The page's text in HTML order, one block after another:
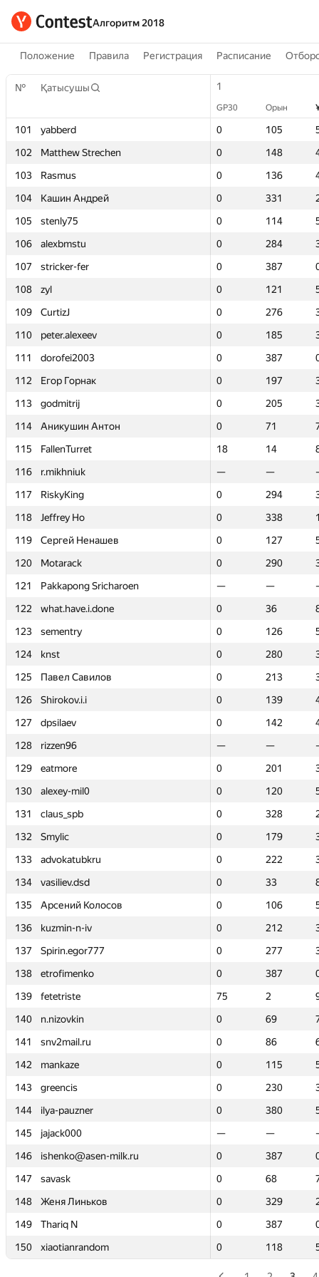
Алгоритм 2018
Положение Правила Регистрация Расписание
№ Қатысушы 1
GP30 Орын
101 yabberd 0 105
102
Matthew Strechen 0 148
103
Rasmus 0 136
104
Кашин Андрей 0 331
105
stenly75 0 114
106
alexbmstu 0 284
107
stricker-fer 0 387
108
zyl 0 121
109
CurtizJ 0 276
110
peter.alexeev 0 185
111
dorofei2003 0 387
112
Егор Горнак 0 197
113
godmitrij 0 205
114
Аникушин Антон 0 71
115
FallenTurret 18 14
116
r.mikhniuk — —
117
RiskyKing 0 294
118
Jeffrey Ho 0 338
119
Сергей Ненашев 0 127
120
Motarack 0 290
121
Pakkapong Sricharoen — —
122
what.have.i.done 0 36
123
sementry 0 126
124
knst 0 280
125
Павел Савилов 0 213
126
Shirokov.i.i 0 139
127
dpsilaev 0 142
128
rizzen96 — —
129
eatmore 0 201
130
alexey-mil0 0 120
131
claus_spb 0 328
132
Smylic 0 179
133
advokatubkru 0 222
134
vasiliev.dsd 0 33
135
Арсений Колосов 0 106
136
kuzmin-n-iv 0 212
137
Spirin.egor777 0 277
138
etrofimenko 0 387
139
fetetriste 75 2
140
n.nizovkin 0 69
141
snv2mail.ru 0 86
142
mankaze 0 115
143
greencis 0 230
144
ilya-pauzner 0 380
145
jajack000 — —
146
ishenko@asen-milk.ru 0 387
147
savask 0 68
148
Женя Линьков 0 329
149
Thariq N 0 387
150
xiaotianrandom 0 118
№ Қатысушы 1
GP30 Орын
101 yabberd 0 105
102
Matthew Strechen 0 148
103
Rasmus 0 136
104
Кашин Андрей 0 331
105
stenly75 0 114
106
alexbmstu 0 284
107
stricker-fer 0 387
108
zyl 0 121
109
CurtizJ 0 276
110
peter.alexeev 0 185
111
dorofei2003 0 387
112
Егор Горнак 0 197
113
godmitrij 0 205
114
Аникушин Антон 0 71
115
FallenTurret 18 14
116
r.mikhniuk — —
117
RiskyKing 0 294
118
Jeffrey Ho 0 338
119
Сергей Ненашев 0 127
120
Motarack 0 290
121
Pakkapong Sricharoen — —
122
what.have.i.done 0 36
123
sementry 0 126
124
knst 0 280
125
Павел Савилов 0 213
126
Shirokov.i.i 0 139
127
dpsilaev 0 142
128
rizzen96 — —
129
eatmore 0 201
130
alexey-mil0 0 120
131
claus_spb 0 328
132
Smylic 0 179
133
advokatubkru 0 222
134
vasiliev.dsd 0 33
135
Арсений Колосов 0 106
136
kuzmin-n-iv 0 212
137
Spirin.egor777 0 277
138
etrofimenko 0 387
139
fetetriste 75 2
140
n.nizovkin 0 69
141
snv2mail.ru 0 86
142
mankaze 0 115
143
greencis 0 230
144
ilya-pauzner 0 380
145
jajack000 — —
146
ishenko@asen-milk.ru 0 387
147
savask 0 68
148
Женя Линьков 0 329
149
Thariq N 0 387
150
xiaotianrandom 0 118